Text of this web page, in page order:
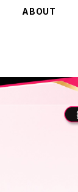
ABOUT